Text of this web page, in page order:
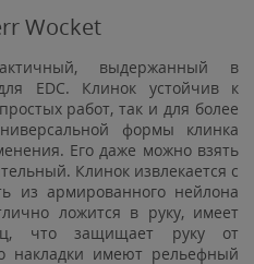
Wocket
выдержанный в
EDC. Клинок устойчив к
работ, так и для более
формы клинка
Его даже можно взять
Клинок извлекается с
из армированного нейлона
ложится в руку, имеет
что защищает руку от
накладки имеют рельефный